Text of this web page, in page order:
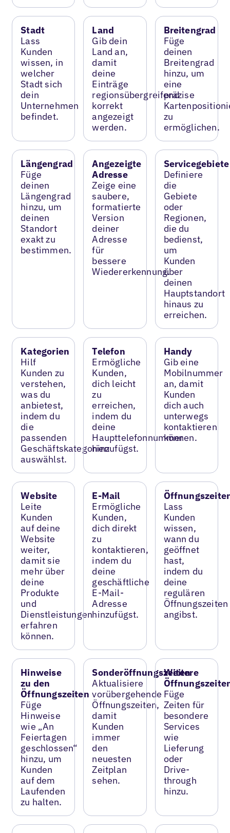
Stadt
Lass
Kunden
wissen, in
welcher
Stadt sich
dein
Unternehmen
befindet.
Land
Gib dein
Land an,
damit
deine
Einträge
regionsübergreifend
korrekt
angezeigt
werden.
Breitengrad
Füge
deinen
Breitengrad
hinzu, um
eine
präzise
zu
ermöglichen.
Längengrad
Füge
deinen
Längengrad
hinzu, um
deinen
Standort
exakt zu
bestimmen.
Angezeigte
Adresse
Zeige eine
saubere,
formatierte
Version
deiner
Adresse
für
bessere
Wiedererkennung.
Servicegebiete
Definiere
die
Gebiete
oder
Regionen,
die du
bedienst,
um
Kunden
über
deinen
Hauptstandort
hinaus zu
erreichen.
Kategorien
Hilf
Kunden zu
verstehen,
was du
anbietest,
indem du
die
passenden
Geschäftskategorien
auswählst.
Telefon
Ermögliche
Kunden,
dich leicht
zu
erreichen,
indem du
deine
Haupttelefonnummer
hinzufügst.
Handy
Gib eine
Mobilnummer
an, damit
Kunden
dich auch
unterwegs
kontaktieren
können.
Website
Leite
Kunden
auf deine
Website
weiter,
damit sie
mehr über
deine
Produkte
und
Dienstleistungen
erfahren
können.
E-Mail
Ermögliche
Kunden,
dich direkt
zu
kontaktieren,
indem du
deine
geschäftliche
E-Mail-
Adresse
hinzufügst.
Lass
Kunden
wissen,
wann du
geöffnet
hast,
indem du
deine
regulären
Öffnungszeiten
angibst.
Hinweise
zu den
Öffnungszeiten
Füge
Hinweise
wie „An
Feiertagen
geschlossen“
hinzu, um
Kunden
auf dem
Laufenden
zu halten.
Sonderöffnungszeiten
Aktualisiere
vorübergehende
Öffnungszeiten,
damit
Kunden
immer
den
neuesten
Zeitplan
sehen.
Weitere
Füge
Zeiten für
besondere
Services
wie
Lieferung
oder
Drive-
through
hinzu.